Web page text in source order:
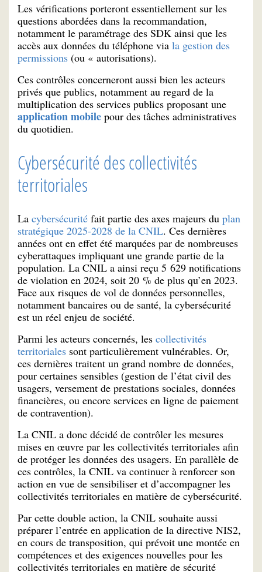
Les vérifications porteront essentiellement sur les
questions abordées dans la recommandation,
notamment le paramétrage des SDK ainsi que les
accès aux données du téléphone via la gestion des
permissions (ou « autorisations).
Ces contrôles concerneront aussi bien les acteurs
privés que publics, notamment au regard de la
multiplication des services publics proposant une
application mobile pour des tâches administratives
du quotidien.
Cybersécurité des collectivités
territoriales
La cybersécurité fait partie des axes majeurs du plan
stratégique 2025-2028 de la CNIL. Ces dernières
années ont en effet été marquées par de nombreuses
cyberattaques impliquant une grande partie de la
population. La CNIL a ainsi reçu 5 629 notifications
de violation en 2024, soit 20 % de plus qu’en 2023.
Face aux risques de vol de données personnelles,
notamment bancaires ou de santé, la cybersécurité
est un réel enjeu de société.
Parmi les acteurs concernés, les collectivités
territoriales sont particulièrement vulnérables. Or,
ces dernières traitent un grand nombre de données,
pour certaines sensibles (gestion de l’état civil des
usagers, versement de prestations sociales, données
financières, ou encore services en ligne de paiement
de contravention).
La CNIL a donc décidé de contrôler les mesures
mises en œuvre par les collectivités territoriales afin
de protéger les données des usagers. En parallèle de
ces contrôles, la CNIL va continuer à renforcer son
action en vue de sensibiliser et d’accompagner les
collectivités territoriales en matière de cybersécurité.
Par cette double action, la CNIL souhaite aussi
préparer l’entrée en application de la directive NIS2,
en cours de transposition, qui prévoit une montée en
compétences et des exigences nouvelles pour les
collectivités territoriales en matière de sécurité